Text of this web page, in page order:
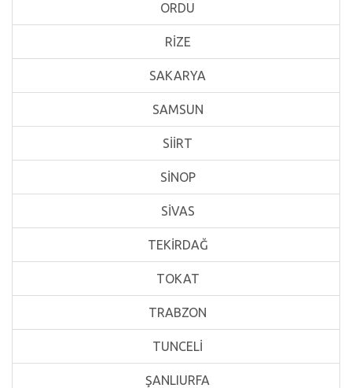
ORDU
RİZE
SAKARYA
SAMSUN
SİİRT
SİNOP
SİVAS
TEKİRDAĞ
TOKAT
TRABZON
TUNCELİ
ŞANLIURFA